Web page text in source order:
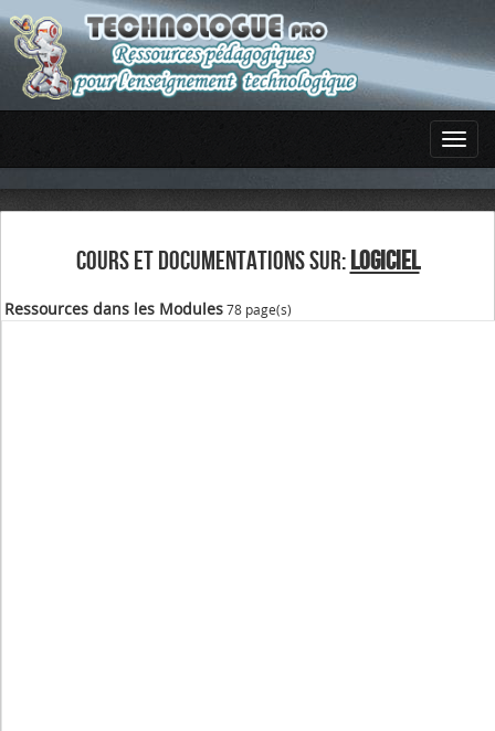
COURS ET DOCUMENTATIONS SUR: LOGICIEL
Ressources dans les Modules78 page(s)